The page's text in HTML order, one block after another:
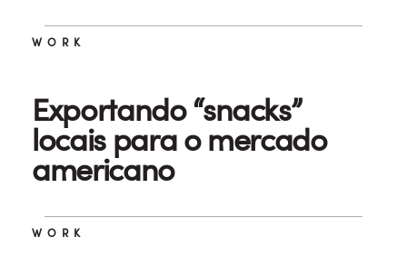
WORK
Exportando “snacks”
locais para o mercado
americano
WORK